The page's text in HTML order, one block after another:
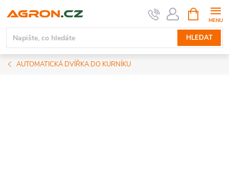
na
obsah
HLEDAT
NÁKUPNÍ
KOŠÍK
AUTOMATICKÁ DVÍŘKA DO KURNÍKU